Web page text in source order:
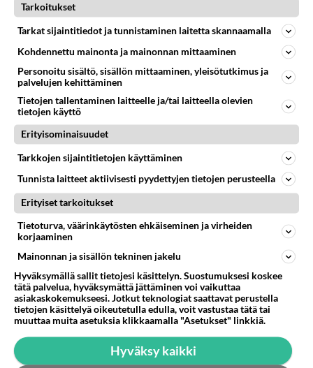
Vastattu 23v
robocop yksksi parhaista kyborgi leffoista
elokuvan nimi: robocop lajityyppi: sci-fi toiminta
näyttelijät: Peter Weller,Nancy Allen,Daniel O'Herlihy ja
Ronny Cox...
21.07.2003 13:42
PARHAIMMAT JA PAHIMMAT Vastattu 1v
Doomilaakson tarinat = PARHAITA!
ONKS TEIST KUKAAN KATTONU DOOMILAAKSONO
TARINOITA??? MÄ OON JA NE ON IHAN
Tarkoitukset
Tarkat sijaintitiedot ja tunnistaminen laitetta skannaamalla
Kohdennettu mainonta ja mainonnan mittaaminen
Personoitu sisältö, sisällön mittaaminen, yleisötutkimus ja
palvelujen kehittäminen
Tietojen tallentaminen laitteelle ja/tai laitteella olevien
tietojen käyttö
Erityisominaisuudet
Tarkkojen sijaintitietojen käyttäminen
Tunnista laitteet aktiivisesti pyydettyjen tietojen perusteella
Erityiset tarkoitukset
Tietoturva, väärinkäytösten ehkäiseminen ja virheiden
korjaaminen
Mainonnan ja sisällön tekninen jakelu
Hyväksymällä sallit tietojesi käsittelyn. Suostumuksesi koskee
tätä palvelua, hyväksymättä jättäminen voi vaikuttaa
asiakaskokemukseesi. Jotkut teknologiat saattavat perustella
tietojen käsittelyä oikeutetulla edulla, voit vastustaa tätä tai
muuttaa muita asetuksia klikkaamalla "Asetukset" linkkiä.
Hyväksy kaikki